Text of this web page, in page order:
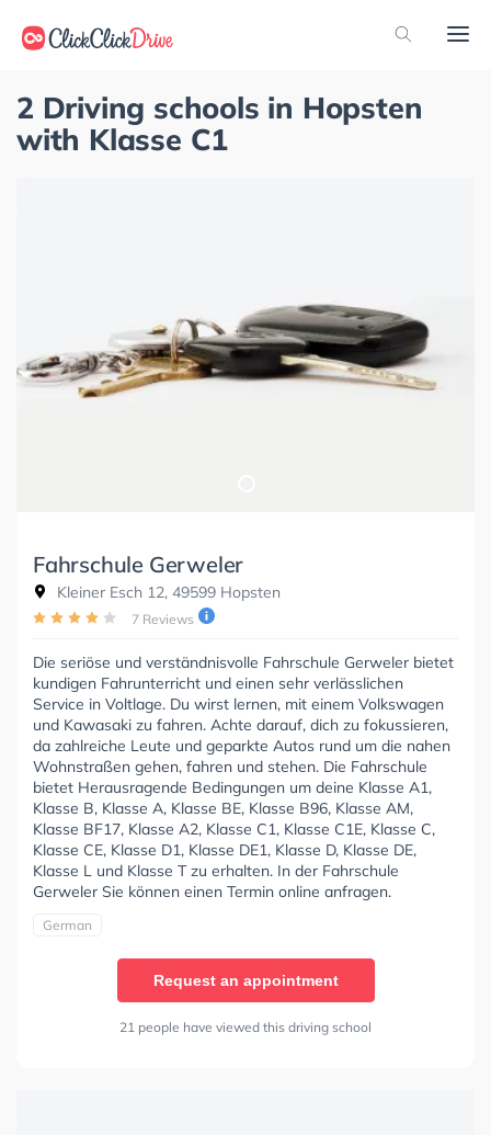
2 Driving schools in Hopsten
with Klasse C1
Fahrschule Gerweler
Kleiner Esch 12, 49599 Hopsten
7 Reviews
Die seriöse und verständnisvolle Fahrschule Gerweler bietet
kundigen Fahrunterricht und einen sehr verlässlichen
Service in Voltlage. Du wirst lernen, mit einem Volkswagen
und Kawasaki zu fahren. Achte darauf, dich zu fokussieren,
da zahlreiche Leute und geparkte Autos rund um die nahen
Wohnstraßen gehen, fahren und stehen. Die Fahrschule
bietet Herausragende Bedingungen um deine Klasse A1,
Klasse B, Klasse A, Klasse BE, Klasse B96, Klasse AM,
Klasse BF17, Klasse A2, Klasse C1, Klasse C1E, Klasse C,
Klasse CE, Klasse D1, Klasse DE1, Klasse D, Klasse DE,
Klasse L und Klasse T zu erhalten. In der Fahrschule
Gerweler Sie können einen Termin online anfragen.
German
Request an appointment
21 people have viewed this driving school